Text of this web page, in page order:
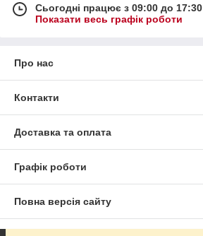
Сьогодні працює з 09:00 до 17:30
Показати весь графік роботи
Про нас
Контакти
Доставка та оплата
Графік роботи
Повна версія сайту